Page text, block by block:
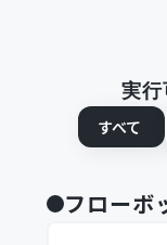
実
すべて
フローボ